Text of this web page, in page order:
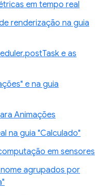
em tempo real
renderização na guia
e as
e na guia
Animações
na guia "Calculado"
em sensores
agrupados por